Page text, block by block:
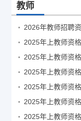
教师
2026年教师招聘
2025年上教师资
2025年上教师资
2025年上教师资
2025年上教师资
2025年上教师资